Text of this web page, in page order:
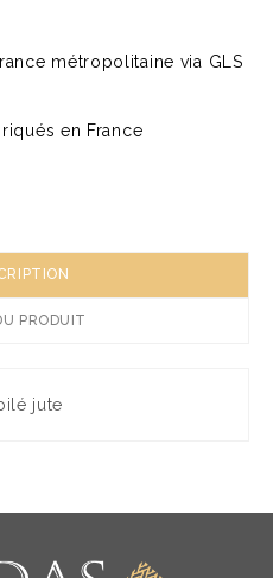
métropolitaine via GLS
en France
PRODUIT
jute